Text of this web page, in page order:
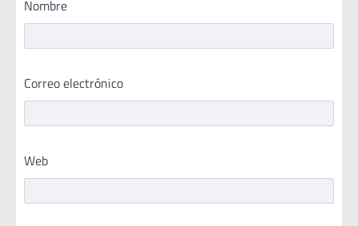
Nombre
Correo electrónico
Web